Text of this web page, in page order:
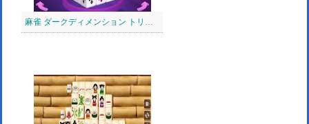
麻雀 ダークディメンション トリプルタイム